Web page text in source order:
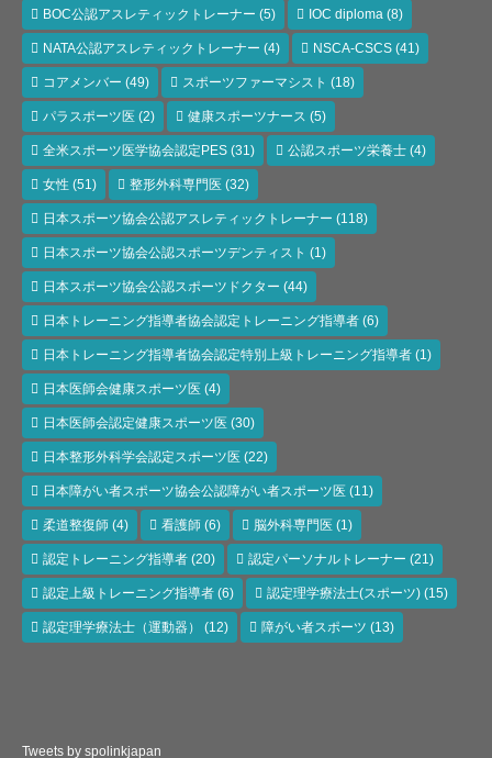
BOC公認アスレティックトレーナー (5) IOC diploma (8)
NATA公認アスレティックトレーナー (4) NSCA-CSCS (41)
コアメンバー (49) スポーツファーマシスト (18)
パラスポーツ医 (2) 健康スポーツナース (5)
全米スポーツ医学協会認定PES (31) 公認スポーツ栄養士 (4)
女性 (51) 整形外科専門医 (32)
日本スポーツ協会公認アスレティックトレーナー (118)
日本スポーツ協会公認スポーツデンティスト (1)
日本スポーツ協会公認スポーツドクター (44)
日本トレーニング指導者協会認定トレーニング指導者 (6)
日本トレーニング指導者協会認定特別上級トレーニング指導者 (1)
日本医師会健康スポーツ医 (4)
日本医師会認定健康スポーツ医 (30)
日本整形外科学会認定スポーツ医 (22)
日本障がい者スポーツ協会公認障がい者スポーツ医 (11)
柔道整復師 (4) 看護師 (6) 脳外科専門医 (1)
認定トレーニング指導者 (20) 認定パーソナルトレーナー (21)
認定上級トレーニング指導者 (6) 認定理学療法士(スポーツ) (15)
認定理学療法士（運動器） (12) 障がい者スポーツ (13)
Tweets by spolinkjapan